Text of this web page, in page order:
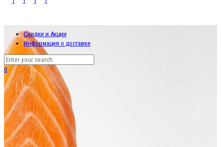
Скидки и Акции
Информация о доставке
0